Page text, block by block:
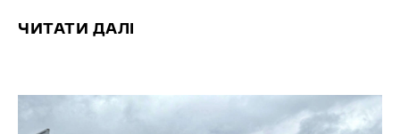
ЧИТАТИ ДАЛІ